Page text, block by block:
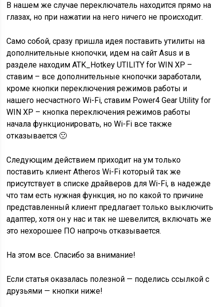
В нашем же случае переключатель находится прямо на
глазах, но при нажатии на него ничего не происходит.
Само собой, сразу пришла идея поставить утилиты на
дополнительные кнопочки, идем на сайт Asus и в
разделе находим ATK_Hotkey UTILITY for WIN XP –
ставим – все дополнительные кнопочки заработали,
кроме кнопки переключения режимов работы и
нашего несчастного Wi-Fi, ставим Power4 Gear Utility for
WIN XP – кнопка переключения режимов работы
начала функционировать, но Wi-Fi все также
отказывается 🙁
Следующим действием приходит на ум только
поставить клиент Atheros Wi-Fi который так же
присутствует в списке драйверов для Wi-Fi, в надежде
что там есть нужная функция, но по какой то причине
представленный клиент предлагает только выключить
адаптер, хотя он у нас и так не шевелится, включать же
это нехорошее ПО напрочь отказывается.
На этом все. Спасибо за внимание!
Если статья оказалась полезной — поделись ссылкой с
друзьями — кнопки ниже!